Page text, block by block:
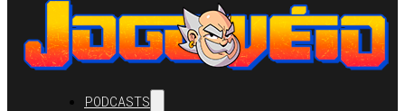
PODCASTS